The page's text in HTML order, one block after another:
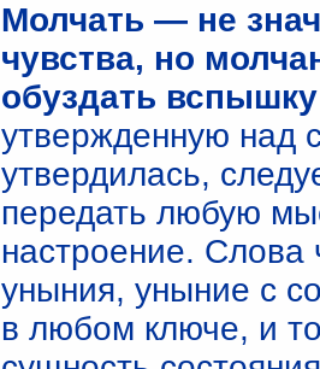
Молчать — не
чувства, но
обуздать
утвержденную над
утвердилась,
передать любую
настроение. Слова
уныния, уныние с
в любом ключе, и